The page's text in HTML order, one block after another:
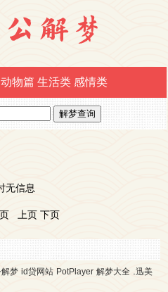
动物篇 生活类 感情类
无信息
上页 下页
解梦 id贷网站 PotPlayer 解梦大全
迅美